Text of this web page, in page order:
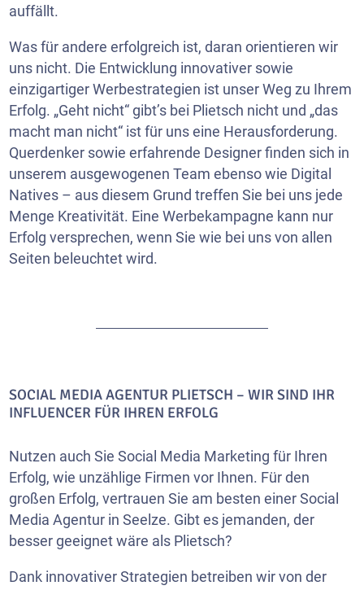
auffällt.
Was für andere erfolgreich ist, daran orientieren wir
uns nicht. Die Entwicklung innovativer sowie
einzigartiger Werbestrategien ist unser Weg zu Ihrem
Erfolg. „Geht nicht“ gibt’s bei Plietsch nicht und „das
macht man nicht“ ist für uns eine Herausforderung.
Querdenker sowie erfahrende Designer finden sich in
unserem ausgewogenen Team ebenso wie Digital
Natives – aus diesem Grund treffen Sie bei uns jede
Menge Kreativität. Eine Werbekampagne kann nur
Erfolg versprechen, wenn Sie wie bei uns von allen
Seiten beleuchtet wird.
SOCIAL MEDIA AGENTUR PLIETSCH – WIR SIND IHR
INFLUENCER FÜR IHREN ERFOLG
Nutzen auch Sie Social Media Marketing für Ihren
Erfolg, wie unzählige Firmen vor Ihnen. Für den
großen Erfolg, vertrauen Sie am besten einer Social
Media Agentur in Seelze. Gibt es jemanden, der
besser geeignet wäre als Plietsch?
Dank innovativer Strategien betreiben wir von der